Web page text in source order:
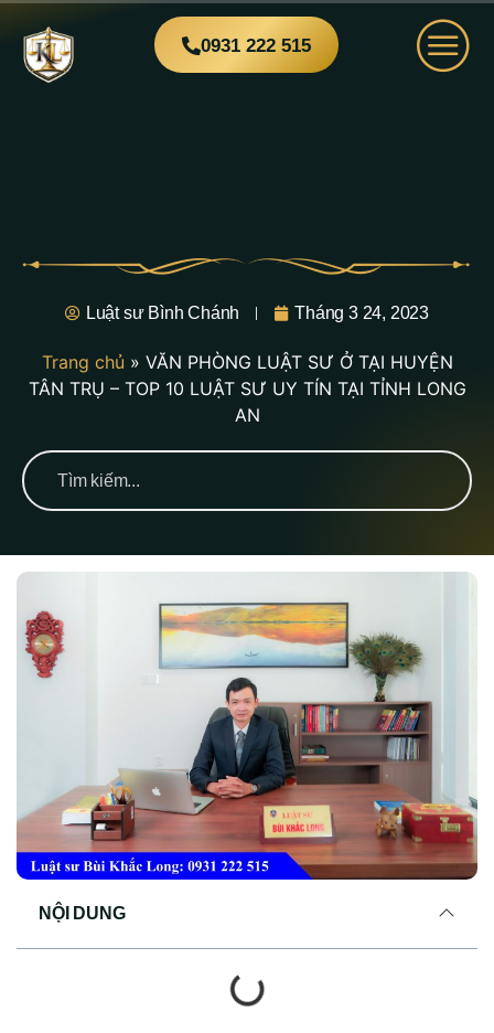
0931 222 515
Luật sư Bình Chánh Tháng 3 24, 2023
Trang chủ » VĂN PHÒNG LUẬT SƯ Ở TẠI HUYỆN
TÂN TRỤ – TOP 10 LUẬT SƯ UY TÍN TẠI TỈNH LONG
AN
NỘI DUNG